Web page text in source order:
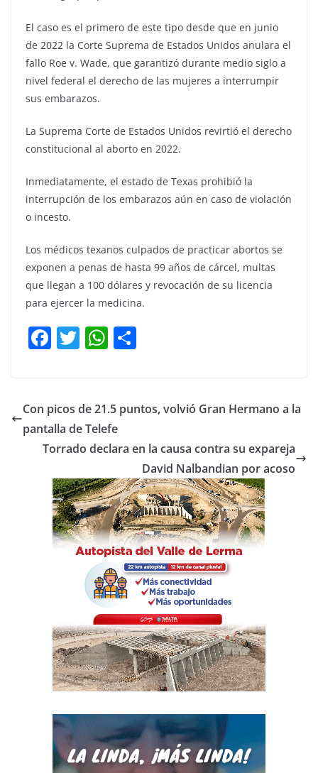
El caso es el primero de este tipo desde que en junio
de 2022 la Corte Suprema de Estados Unidos anulara el
fallo Roe v. Wade, que garantizó durante medio siglo a
nivel federal el derecho de las mujeres a interrumpir
sus embarazos.
La Suprema Corte de Estados Unidos revirtió el derecho
constitucional al aborto en 2022.
Inmediatamente, el estado de Texas prohibió la
interrupción de los embarazos aún en caso de violación
o incesto.
Los médicos texanos culpados de practicar abortos se
exponen a penas de hasta 99 años de cárcel, multas
que llegan a 100 dólares y revocación de su licencia
para ejercer la medicina.
F
e
b
o
o
k
T
er
W
s
A
p
p
p
tir
Con picos de 21.5 puntos, volvió Gran Hermano a la
pantalla de Telefe
Torrado declara en la causa contra su expareja
David Nalbandian por acoso